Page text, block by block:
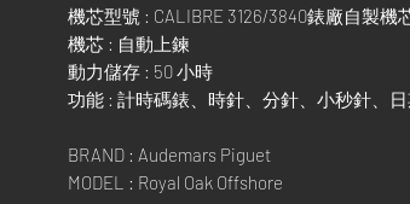
機芯型號 : CALIBRE 3126/3840錶廠自製機
機芯 : 自動上鍊
動力儲存 : 50 小時
功能 : 計時碼錶、時針、分針、小秒針、
BRAND : Audemars Piguet
MODEL : Royal Oak Offshore